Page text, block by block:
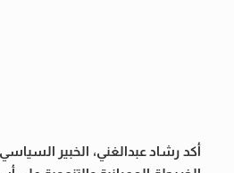
أكد رشاد عبدالغني، الخبير